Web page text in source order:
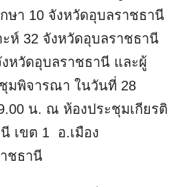
ษา 10 จังหวัดอุบลราชธานี
ห์ 32 จังหวัดอุบลราชธานี
หวัดอุบลราชธานี และผู้
ชุมพิจารณา ในวันที่ 28
น. ณ ห้องประชุมเกียรติ
เขต 1 อ.เมือง
ชธานี